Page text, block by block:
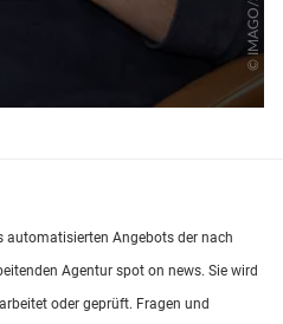
automatisierten Angebots der nach
Agentur spot on news. Sie wird
oder geprüft. Fragen und